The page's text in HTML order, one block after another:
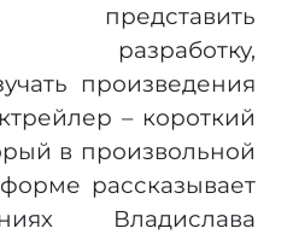
представить
разработку,
произведения
– короткий
в произвольной
рассказывает
Владислава